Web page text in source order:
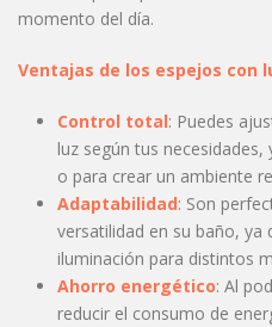
momento del día.
Ventajas de los espejos con
Control total: Puedes
luz según tus
o para crear un ambiente
Adaptabilidad: Son
versatilidad en su baño, ya
iluminación para distintos
Ahorro energético: Al
reducir el consumo de